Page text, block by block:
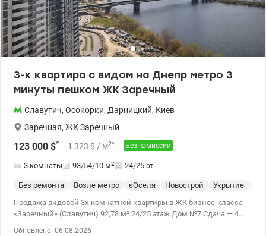
квартира отлично подойдет тем, кто ценит простор, комфорт,
современные технологии и красивые виды на Днепр.
Идеальный вариант как для собственного проживания, так и
для инвестиции. Звоните, что бы узнать все детали и
договориться на просмотр Цена 185000 у.е. 0770070188 Оксана
3-к квартира с видом на Днепр метро 3
минуты пешком ЖК Заречный
Славутич, Осокорки, Дарницкий, Киев
Заречная, ЖК Заречный
123 000 $* 1 323 $ / м2* Без комиссии
3 комнаты 93/54/10 м2 24/25 эт.
Без ремонта Возле метро єОселя Новострой Укрытие
Продажа видовой 3х-комнатной квартиры в ЖК бизнес-класса
«Заречный» (Славутич) 92,78 м² 24/25 этаж Дом №7 Сдача — 4
Обновлено: 06.08.2026